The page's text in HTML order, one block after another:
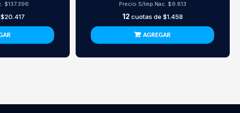
$137.396
$20.417
Precio S/Imp.Nac. $9.813
12cuotas de $1.458
AGREGAR